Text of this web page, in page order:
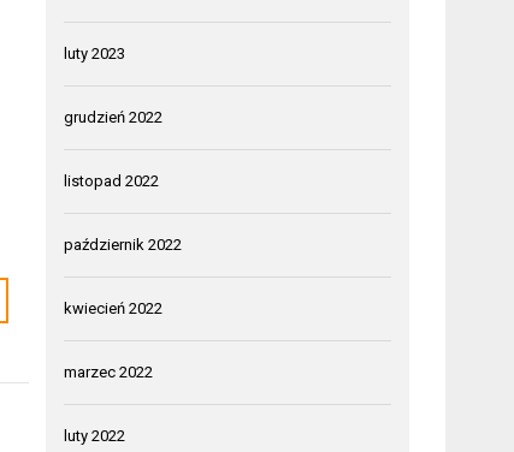
luty 2023
grudzień 2022
listopad 2022
październik 2022
kwiecień 2022
marzec 2022
luty 2022